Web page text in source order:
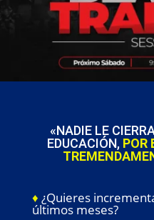
«NADIE LE
EDUCACIÓN, POR
♦ ¿Quieres
últimos meses?